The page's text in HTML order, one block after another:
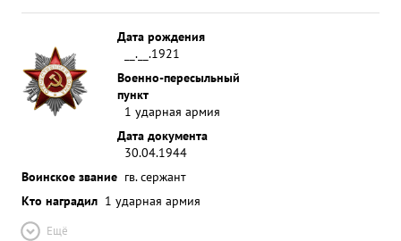
Дата рождения
__.__.1921
Военно-пересыльный
пункт
1 ударная армия
Дата документа
30.04.1944
Воинское звание гв. сержант
Кто наградил 1 ударная армия
Ещё